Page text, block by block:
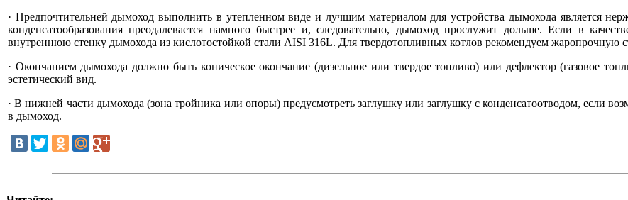
· Предпочтительней дымоход выполнить в утепленном виде и лучшим материалом для устройства дымохода является
конденсатообразования преодалевается намного быстрее и, следовательно, дымоход прослужит дольше. Если в
внутреннюю стенку дымохода из кислотостойкой стали AISI 316L. Для твердотопливных котлов рекомендуем жаропрочную
· Окончанием дымохода должно быть коническое окончание (дизельное или твердое топливо) или дефлектор (газовое
эстетический вид.
· В нижней части дымохода (зона тройника или опоры) предусмотреть заглушку или заглушку с конденсатоотводом, если
в дымоход.